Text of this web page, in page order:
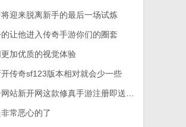
迎来脱离新手的最后一场试炼
让他进入传奇手游你们的圈套
加优质的视觉体验
传奇sf123版本相对就会少一些
新开网这款修真手游注册即送1元红包奖励
常恶心的了